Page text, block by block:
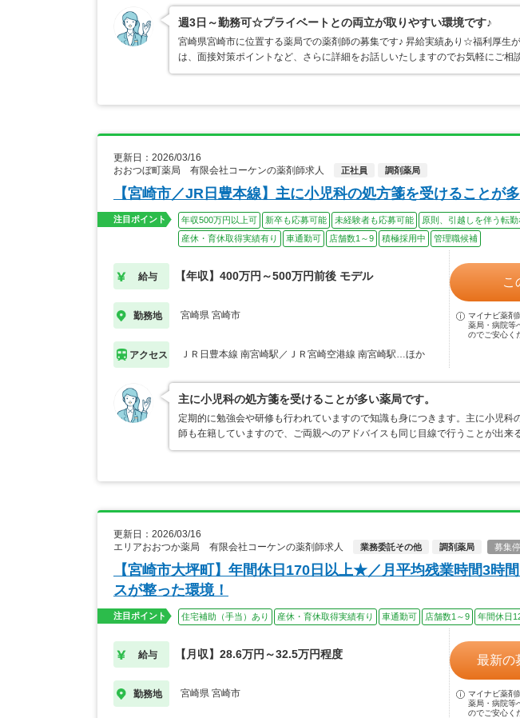
週3日～勤務可☆プライベートとの両立が取りやすい環境です♪
宮崎県宮崎市に位置する薬局での薬剤師の募集です♪ 昇給実績あり☆福利厚生
は、面接対策ポイントなど、さらに詳細をお話しいたしますのでお気軽にご相
更新日：2026/03/16
おおつぼ町薬局 有限会社コーケンの薬剤師求人
正社員 調剤薬局
【宮崎市／JR日豊本線】主に小児科の処方箋を受けることが多
注目ポイント 年収500万円以上可 新卒も応募可能 未経験者も応募可能 原則、引越しを伴う転勤
産休・育休取得実績有り
車通勤可 店舗数1～9 積極採用中 管理職候補
給与 【年収】400万円～500万円前後 モデル
勤務地 宮崎県 宮崎市
アクセス ＪＲ日豊本線 南宮崎駅／ＪＲ宮崎空港線 南宮崎駅…ほか
こ
マイナビ薬剤
薬局・病院等
のでご安心く
主に小児科の処方箋を受けることが多い薬局です。
定期的に勉強会や研修も行われていますので知識も身につきます。主に小児科
師も在籍していますので、ご両親へのアドバイスも同じ目線で行うことが出
更新日：2026/03/16
エリアおおつか薬局 有限会社コーケンの薬剤師求人
業務委託その他 調剤薬局 募集
【宮崎市大坪町】年間休日170日以上★／月平均残業時間3時
スが整った環境！
注目ポイント 住宅補助（手当）あり 産休・育休取得実績有り 車通勤可 店舗数1～9 年間休日
給与 【月収】28.6万円～32.5万円程度
勤務地 宮崎県 宮崎市
最新の
マイナビ薬剤
薬局・病院等
のでご安心く